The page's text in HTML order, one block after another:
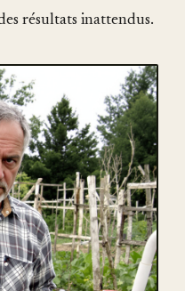
résultats inattendus.